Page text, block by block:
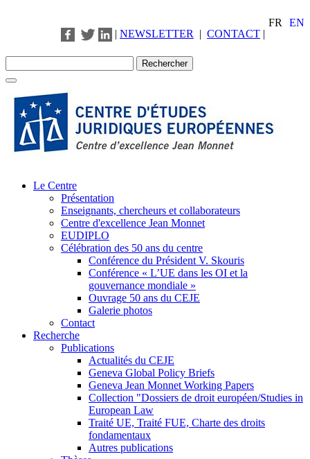
FR
EN
| NEWSLETTER | CONTACT |
Le Centre
Présentation
Enseignants, chercheurs et collaborateurs
Centre d'excellence Jean Monnet
EUDIPLO
Célébration des 50 ans du centre
Conférence du Président V. Skouris
Conférence « L’UE dans les OI et la
gouvernance mondiale »
Ouvrage 50 ans du CEJE
Galerie photos
Contact
Recherche
Publications
Actualités du CEJE
Geneva Global Policy Briefs
Geneva Jean Monnet Working Papers
Collection "Dossiers de droit européen/Studies in
European Law
Traité UE, Traité FUE, Charte des droits
fondamentaux
Autres publications